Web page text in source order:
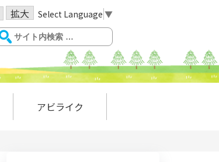
拡大 Select Language ▼
アビライク